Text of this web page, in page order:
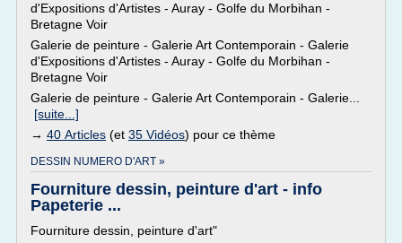
d'Expositions d'Artistes - Auray - Golfe du Morbihan -
Bretagne Voir
Galerie de peinture - Galerie Art Contemporain - Galerie
d'Expositions d'Artistes - Auray - Golfe du Morbihan -
Bretagne Voir
Galerie de peinture - Galerie Art Contemporain - Galerie...
[suite...]
→ 40 Articles (et 35 Vidéos) pour ce thème
DESSIN NUMERO D'ART »
Fourniture dessin, peinture d'art - info
Papeterie ...
Fourniture dessin, peinture d'art"